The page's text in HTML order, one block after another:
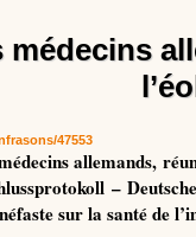
médecins
47553
allemands,
–
sur la santé de